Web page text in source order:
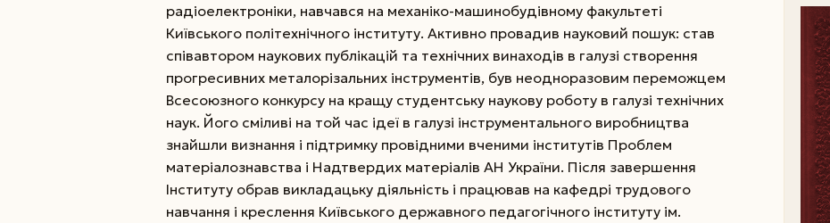
радіоелектроніки, навчався на механіко-машинобудівному факультеті
Київського політехнічного інституту. Активно провадив науковий пошук: став
співавтором наукових публікацій та технічних винаходів в галузі створення
прогресивних металорізальних інструментів, був неодноразовим переможцем
Всесоюзного конкурсу на кращу студентську наукову роботу в галузі технічних
наук. Його сміливі на той час ідеї в галузі інструментального виробництва
знайшли визнання і підтримку провідними вченими інститутів Проблем
матеріалознавства і Надтвердих матеріалів АН України. Після завершення
Інституту обрав викладацьку діяльність і працював на кафедрі трудового
навчання і креслення Київського державного педагогічного інституту ім.